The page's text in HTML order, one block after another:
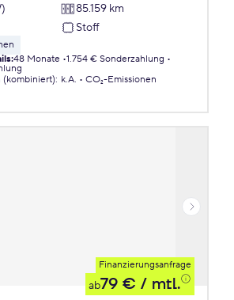
85.159 km
Stoff
:48 Monate 1.754 € Sonderzahlung
(kombiniert): k.A.
CO₂-Emissionen
Finanzierungsanfrage
ab79 € / mtl.